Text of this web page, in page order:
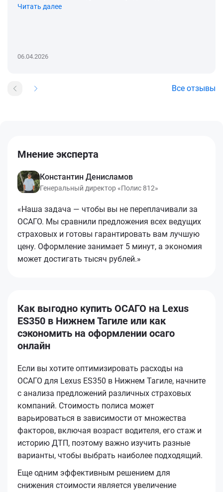
Читать далее
06.04.2026
Все отзывы
Мнение эксперта
Константин Денисламов
Генеральный директор «Полис 812»
«Наша задача — чтобы вы не переплачивали за
ОСАГО. Мы сравнили предложения всех ведущих
страховых и готовы гарантировать вам лучшую
цену. Оформление занимает 5 минут, а экономия
может достигать тысяч рублей.»
Как выгодно купить ОСАГО на Lexus
ES350 в Нижнем Тагиле или как
сэкономить на оформлении осаго
онлайн
Если вы хотите оптимизировать расходы на
ОСАГО для Lexus ES350 в Нижнем Тагиле, начните
с анализа предложений различных страховых
компаний. Стоимость полиса может
варьироваться в зависимости от множества
факторов, включая возраст водителя, его стаж и
историю ДТП, поэтому важно изучить разные
варианты, чтобы выбрать наиболее подходящий.
Еще одним эффективным решением для
снижения стоимости является увеличение